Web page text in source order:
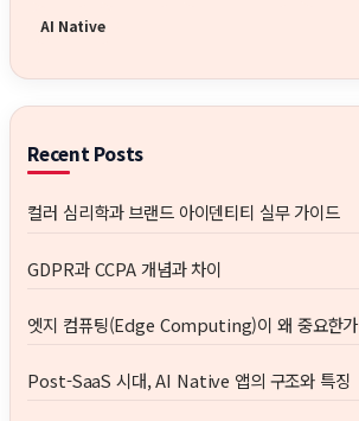
AI Native
Recent Posts
컬러 심리학과 브랜드 아이덴티티 실무 가이드
GDPR과 CCPA 개념과 차이
엣지 컴퓨팅(Edge Computing)이 왜 중요한가
Post-SaaS 시대, AI Native 앱의 구조와 특징